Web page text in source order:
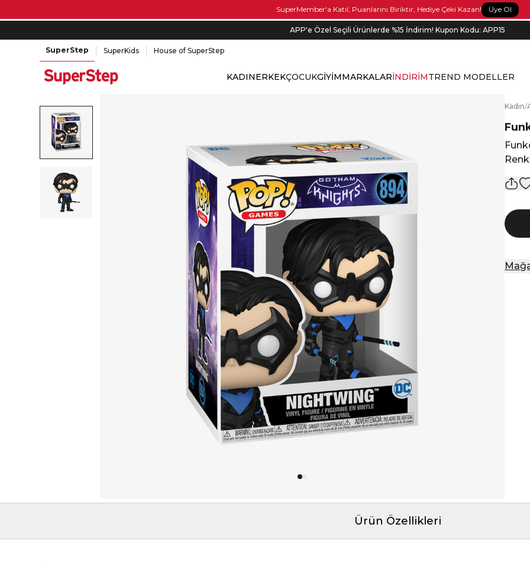
SuperMember'a Katıl, Puanlarını Biriktir, Hediye Çeki Kazan! Üye Ol
APP'e Özel Seçili Ürünlerde %15 İndirim! Kupon Kodu: APP15
SuperStep SuperKids House of SuperStep
KADINERKEKÇOCUKGİYİMMARKALARİNDİRİMTREND MODELLER
Kadın/
Ürün Özellikleri